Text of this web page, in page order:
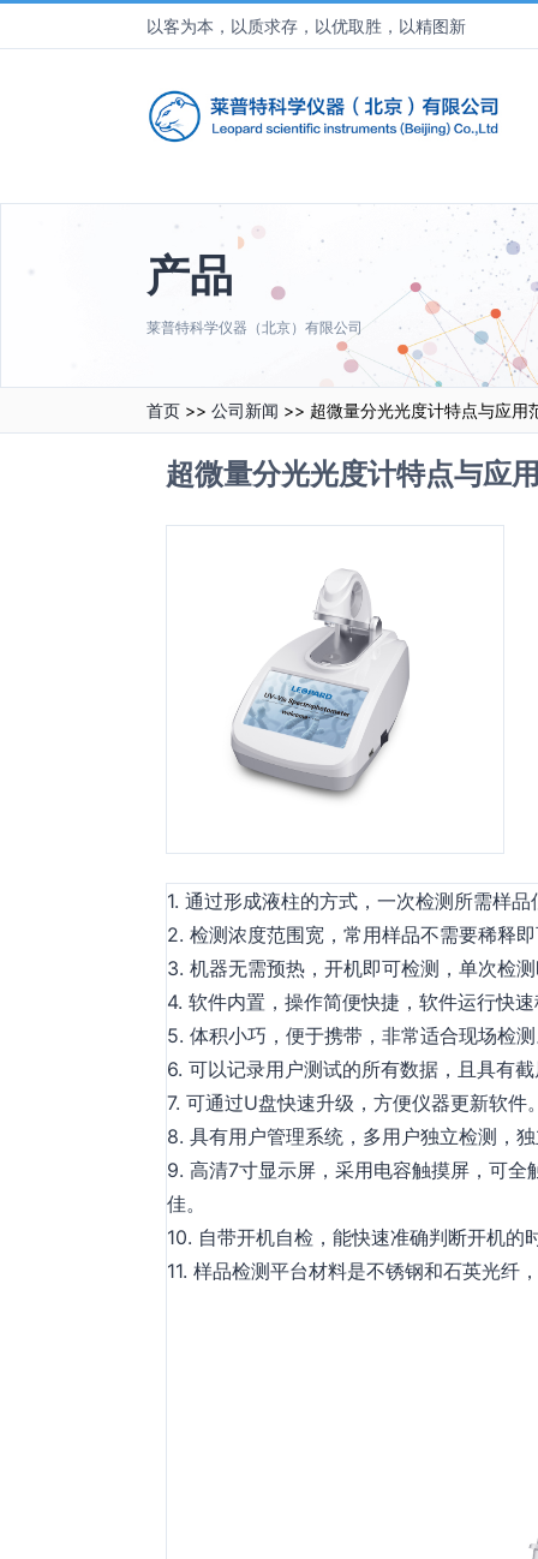
以客为本，以质求存，以优取胜，以精图新
产品
莱普特科学仪器（北京）有限公司
首页 >> 公司新闻 >> 超微量分光光度计特点与应用
超微量分光光度计特点与应
1. 通过形成液柱的方式，一次检测所需样
2. 检测浓度范围宽，常用样品不需要稀释
3. 机器无需预热，开机即可检测，单次检
4. 软件内置，操作简便快捷，软件运行快
5. 体积小巧，便于携带，非常适合现场检
6. 可以记录用户测试的所有数据，且具有
7. 可通过U盘快速升级，方便仪器更新软件
8. 具有用户管理系统，多用户独立检测，
9. 高清7寸显示屏，采用电容触摸屏，可
佳。
10. 自带开机自检，能快速准确判断开机的
11. 样品检测平台材料是不锈钢和石英光纤